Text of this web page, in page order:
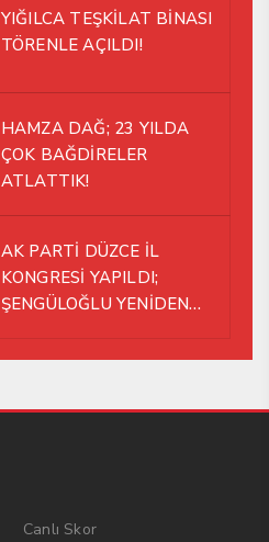
YIĞILCA TEŞKİLAT BİNASI
TÖRENLE AÇILDI!
HAMZA DAĞ; 23 YILDA
ÇOK BAĞDİRELER
ATLATTIK!
AK PARTİ DÜZCE İL
KONGRESİ YAPILDI;
ŞENGÜLOĞLU YENİDEN
Canlı Skor